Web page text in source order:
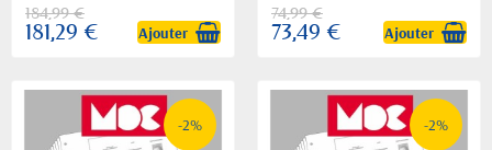
184,99 €
181,29 € Ajouter
74,99 €
73,49 € Ajouter
-2% -2%